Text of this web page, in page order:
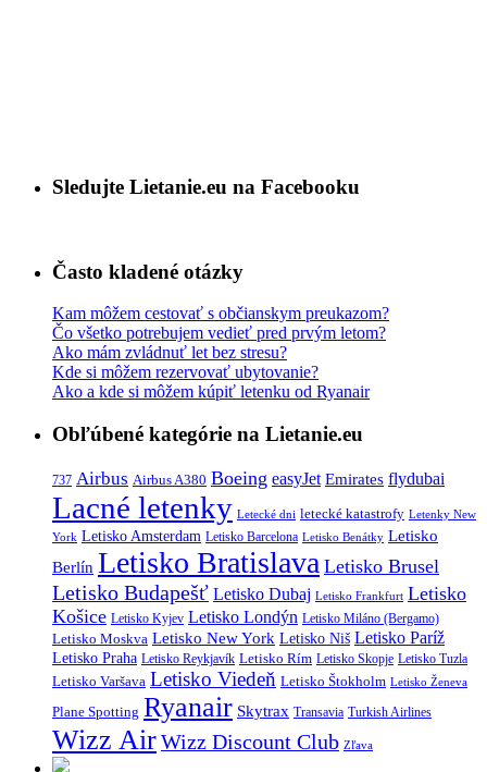
Sledujte Lietanie.eu na Facebooku
Často kladené otázky
Kam môžem cestovať s občianskym preukazom?
Čo všetko potrebujem vedieť pred prvým letom?
Ako mám zvládnuť let bez stresu?
Kde si môžem rezervovať ubytovanie?
Ako a kde si môžem kúpiť letenku od Ryanair
Obľúbené kategórie na Lietanie.eu
737 Airbus Airbus A380 Boeing easyJet Emirates flydubai
Lacné letenky Letecké dni letecké katastrofy Letenky New
York Letisko Amsterdam Letisko Barcelona Letisko Benátky Letisko
Berlín Letisko Bratislava Letisko Brusel
Letisko Budapešť Letisko Dubaj Letisko Frankfurt Letisko
Košice Letisko Kyjev Letisko Londýn Letisko Miláno (Bergamo)
Letisko Moskva Letisko New York Letisko Niš Letisko Paríž
Letisko Praha Letisko Reykjavík Letisko Rím Letisko Skopje Letisko Tuzla
Letisko Varšava Letisko Viedeň Letisko Štokholm Letisko Ženeva
Plane Spotting Ryanair Skytrax Transavia Turkish Airlines
Wizz AirWizz Discount Club Zľava